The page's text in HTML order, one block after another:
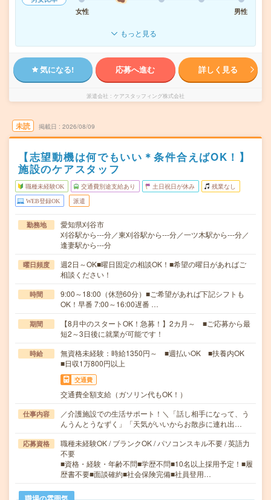
女性
男性
もっと見る
気になる! 応募へ進む 詳しく見る
派遣会社 ケアスタッフィング株式会社
未読 掲載日 2026/08/09
【志望動機は何でもいい＊条件合えばOK！】
施設のケアスタッフ
職種未経験OK 交通費別途支給あり 土日祝日が休み 残業なし
WEB登録OK 派遣
勤務地
愛知県刈谷市
刈谷駅から---分／東刈谷駅から---分／一ツ木駅から---分／
逢妻駅から---分
曜日頻度
週2日～OK■曜日固定の相談OK！■希望の曜日があればご
相談ください！
時間
9:00～18:00（休憩60分）■ご希望があれば下記シフトも
OK！早番 7:00～16:00遅番 …
期間
【8月中のスタートOK！急募！】2カ月～ ■ご応募から最
短2～3日後に就業が可能です！
時給
無資格未経験：時給1350円～ ■週払いOK ■扶養内OK
■日収1万800円以上
交通費
交通費全額支給（ガソリン代もOK！）
仕事内容
／介護施設での生活サポート！＼「話し相手になって、う
んうんとうなずく」「天気がいいからお散歩に連れ出…
応募資格
職種未経験OK / ブランクOK / パソコンスキル不要 / 英語力
不要
■資格・経験・年齢不問■学歴不問■10名以上採用予定！■履
歴書不要■面談確約■社会保険完備■社員登用…